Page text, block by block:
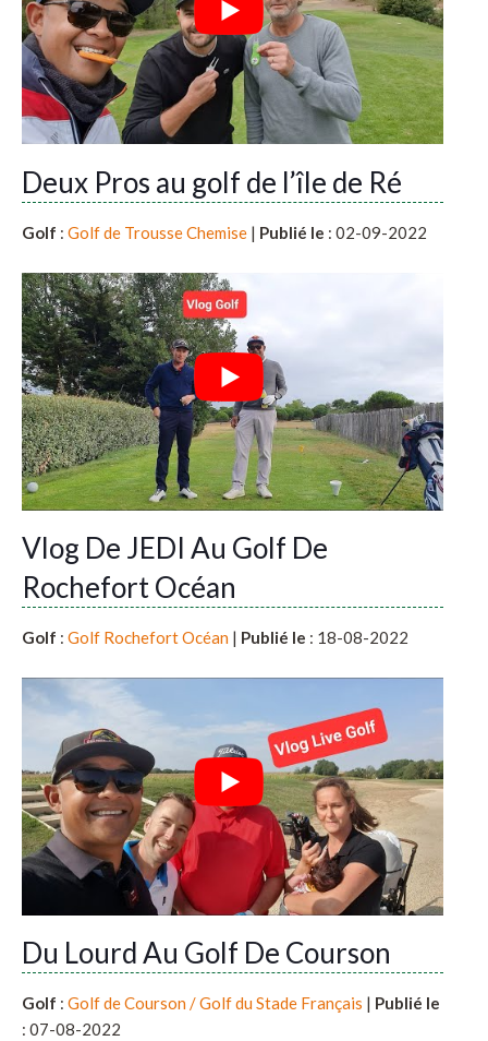
Deux Pros au golf de l’île de Ré
Golf : Golf de Trousse Chemise | Publié le : 02-09-2022
Vlog De JEDI Au Golf De
Rochefort Océan
Golf : Golf Rochefort Océan | Publié le : 18-08-2022
Du Lourd Au Golf De Courson
Golf : Golf de Courson / Golf du Stade Français | Publié le
: 07-08-2022